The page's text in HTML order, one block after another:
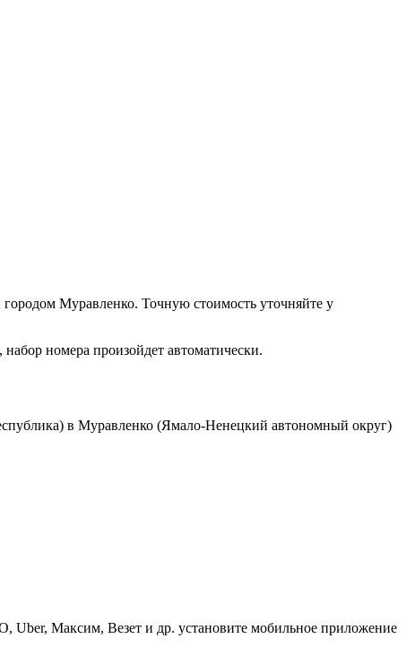
Муравленко. Точную стоимость уточняйте у
номера произойдет автоматически.
в Муравленко (Ямало-Ненецкий автономный округ)
Uber, Максим, Везет и др. установите мобильное приложение